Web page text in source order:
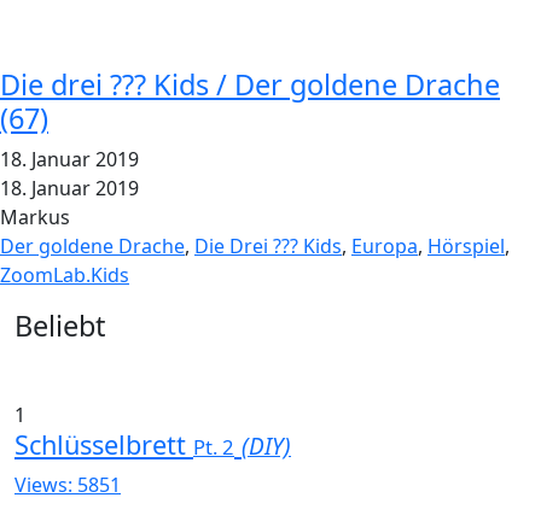
Die drei ??? Kids / Der goldene Drache
(67)
18. Januar 2019
18. Januar 2019
Markus
Der goldene Drache, Die Drei ??? Kids, Europa, Hörspiel,
ZoomLab.Kids
Widgets
Beliebt
1
Schlüsselbrett Pt. 2 (DIY)
Views: 5851